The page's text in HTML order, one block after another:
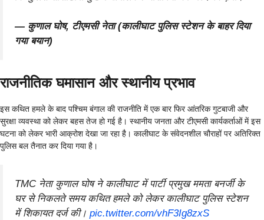
— कुणाल घोष, टीएमसी नेता (कालीघाट पुलिस स्टेशन के बाहर दिया
गया बयान)
राजनीतिक घमासान और स्थानीय प्रभाव
इस कथित हमले के बाद पश्चिम बंगाल की राजनीति में एक बार फिर आंतरिक गुटबाजी और
सुरक्षा व्यवस्था को लेकर बहस तेज हो गई है। स्थानीय जनता और टीएमसी कार्यकर्ताओं में इस
घटना को लेकर भारी आक्रोश देखा जा रहा है। कालीघाट के संवेदनशील चौराहों पर अतिरिक्त
पुलिस बल तैनात कर दिया गया है।
TMC नेता कुणाल घोष ने कालीघाट में पार्टी प्रमुख ममता बनर्जी के
घर से निकलते समय कथित हमले को लेकर कालीघाट पुलिस स्टेशन
में शिकायत दर्ज की। pic.twitter.com/vhF3Ig8zxS